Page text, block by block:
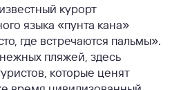
курорт
языка «пунта кана»
где встречаются пальмы».
пляжей, здесь
которые ценят